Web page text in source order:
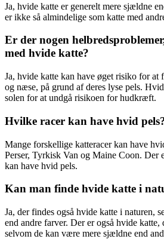
Ja, hvide katte er generelt mere sjældne
er ikke så almindelige som katte med
Er der nogen
med hvide katte?
Ja, hvide katte kan have øget risiko for
og næse, på grund af deres lyse pels.
solen for at undgå risikoen for hudkræft.
Hvilke racer kan have hvid
Mange forskellige katteracer kan have
Perser, Tyrkisk Van og Maine Coon. Der
kan have hvid pels.
Kan man finde hvide katte i
Ja, der findes også hvide katte i naturen,
end andre farver. Der er også hvide katte,
selvom de kan være mere sjældne end